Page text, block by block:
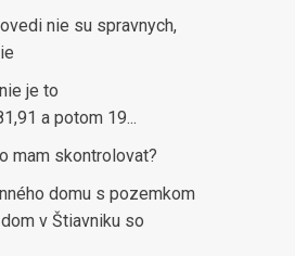
nie su spravnych,
je to
a potom 19...
mam skontrolovat?
domu s pozemkom
v Štiavniku so